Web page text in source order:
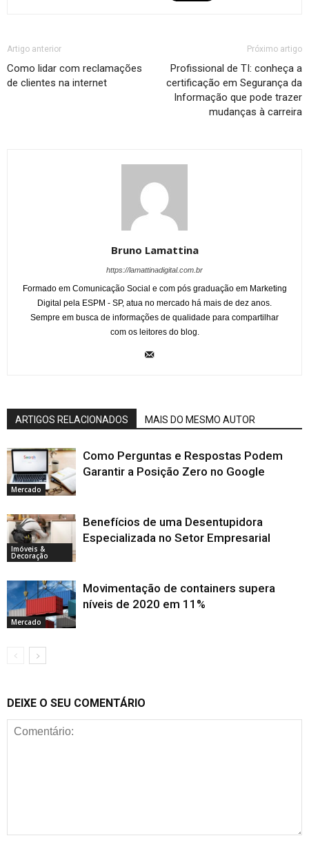
Artigo anterior
Como lidar com reclamações
de clientes na internet
Próximo artigo
Profissional de TI: conheça a
certificação em Segurança da
Informação que pode trazer
mudanças à carreira
Bruno Lamattina
https://lamattinadigital.com.br
Formado em Comunicação Social e com pós graduação em Marketing
Digital pela ESPM - SP, atua no mercado há mais de dez anos.
Sempre em busca de informações de qualidade para compartilhar
com os leitores do blog.
ARTIGOS RELACIONADOS MAIS DO MESMO AUTOR
Mercado
Como Perguntas e Respostas Podem
Garantir a Posição Zero no Google
Imóveis &
Decoração
Benefícios de uma Desentupidora
Especializada no Setor Empresarial
Mercado
Movimentação de containers supera
níveis de 2020 em 11%
DEIXE O SEU COMENTÁRIO